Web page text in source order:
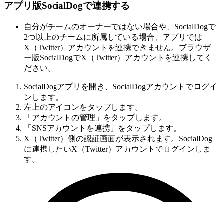
アプリ版SocialDogで連携する
自分がチームのオーナーではない場合や、SocialDogで
2つ以上のチームに所属している場合、アプリでは
X（Twitter）アカウントを連携できません。ブラウザ
ー版SocialDogでX（Twitter）アカウントを連携してく
ださい。
SocialDogアプリを開き、SocialDogアカウントでログイ
ンします。
左上のアイコンをタップします。
「アカウントの管理」をタップします。
「SNSアカウントを連携」をタップします。
X（Twitter）側の認証画面が表示されます。SocialDog
に連携したいX（Twitter）アカウントでログインしま
す。